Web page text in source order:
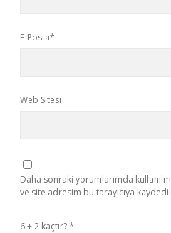
E-Posta*
Web Sitesi
Daha sonraki yorumlarımda
ve site adresim bu tarayıcıya
6 + 2 kaçtır?*